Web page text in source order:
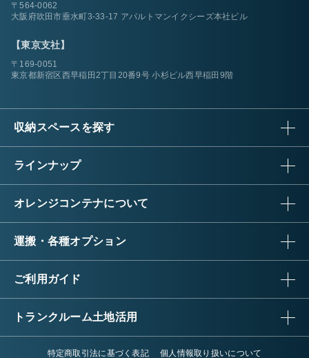
〒564-0062
大阪府吹田市垂水町3-33-17 アパルトマンイクシーズ本社ビル
【東京支社】
〒169-0051
東京都新宿区西早稲田2丁目20番9号 小杉ビル西早稲田9階
収納スペースを探す
ラインナップ
オレンジコンテナについて
運搬・各種オプション
ご利用ガイド
トランクルーム土地活用
特定商取引法に基づく表記 個人情報取り扱いについて